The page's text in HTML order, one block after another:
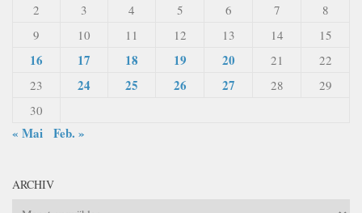
2
3 4 5 6 7
8
9
10 11 12 13 14 15
16 17 18 19 20 21
22
23
24 25 26 27 28
29
30
« Mai Feb. »
ARCHIV
Archiv